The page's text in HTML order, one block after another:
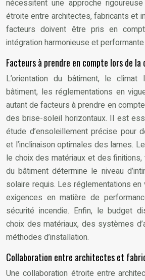
nécessitent une approche
étroite entre architectes, fabricants et
facteurs doivent être pris en
intégration harmonieuse et
Facteurs à prendre en compte lors de la
L’orientation du bâtiment, le
bâtiment, les réglementations en
autant de facteurs à prendre en
des brise-soleil horizontaux. Il est
étude d’ensoleillement précise pour
et l’inclinaison optimales des lames.
le choix des matériaux et des
du bâtiment détermine le niveau
solaire requis. Les réglementations
exigences en matière de
sécurité incendie. Enfin, le budget
choix des matériaux, des systèmes
méthodes d’installation.
Collaboration entre architectes et
Une collaboration étroite entre